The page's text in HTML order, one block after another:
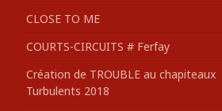
CLOSE TO ME
COURTS-CIRCUITS # Ferfay
Création de TROUBLE au chapiteaux
Turbulents 2018